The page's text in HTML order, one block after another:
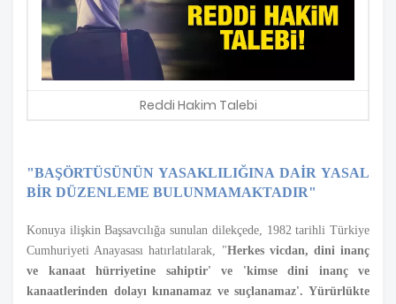
Reddi Hakim Talebi
"BAŞÖRTÜSÜNÜN YASAKLILIĞINA DAİR YASAL
BİR DÜZENLEME BULUNMAMAKTADIR"
Konuya ilişkin Başsavcılığa sunulan dilekçede, 1982 tarihli Türkiye
Cumhuriyeti Anayasası hatırlatılarak, "Herkes vicdan, dini inanç
ve kanaat hürriyetine sahiptir' ve 'kimse dini inanç ve
kanaatlerinden dolayı kınanamaz ve suçlanamaz'. Yürürlükte